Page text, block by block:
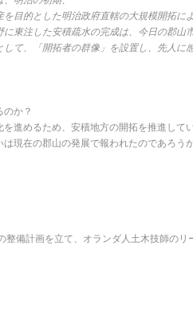
目的とした明治政府直轄の大規模開拓
東注した安積疏水の完成は、今日の郡山
て、「開拓者の群像」を設置し、先人
か？
進めるため、安積地方の開拓を推進して
現在の郡山の発展で報われたのであろう
備計画を立て、オランダ人土木技師の